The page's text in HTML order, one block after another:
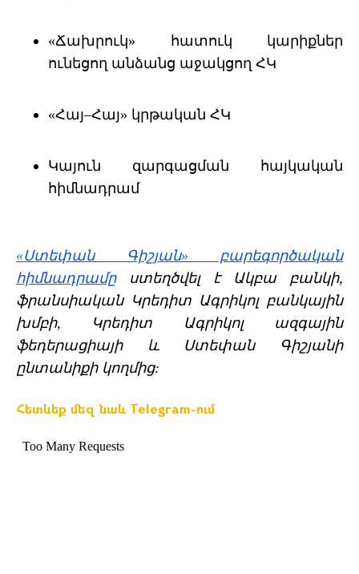
«Ճախրուկ» հատուկ
կարիքներ
ունեցող անձանց աջակցող ՀԿ
«Հայ–Հայ» կրթական ՀԿ
Կայուն զարգացման հայկական
հ իմնադրամ
«Ստեփան Գիշյան» բարեգործական
հիմնադրամըստեղծվել է Ակբա բանկի,
ֆրանսիական Կրեդիտ Ագրիկոլ բանկային
խմբի, Կրեդիտ Ագրիկոլ ազգային
ֆեդերացիայի և Ստեփան Գիշյանի
ընտանիքի կողմից:
Հետևեք մեզ նաև Telegram-ում